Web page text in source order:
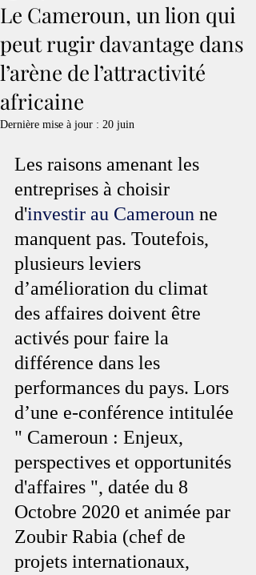
Le Cameroun, un lion qui
peut rugir davantage dans
l’arène de l’attractivité
africaine
Dernière mise à jour : 20 juin
Les raisons amenant les
entreprises à choisir
d'investir au Cameroun ne
manquent pas. Toutefois,
plusieurs leviers
d’amélioration du climat
des affaires doivent être
activés pour faire la
différence dans les
performances du pays. Lors
d’une e-conférence intitulée
" Cameroun : Enjeux,
perspectives et opportunités
d'affaires ", datée du 8
Octobre 2020 et animée par
Zoubir Rabia (chef de
projets internationaux,